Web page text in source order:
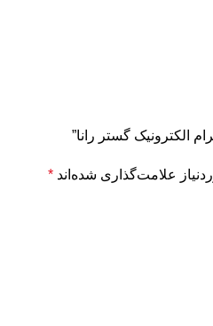
الکترونیک گستر رانا”
علامت‌گذاری شده‌اند *